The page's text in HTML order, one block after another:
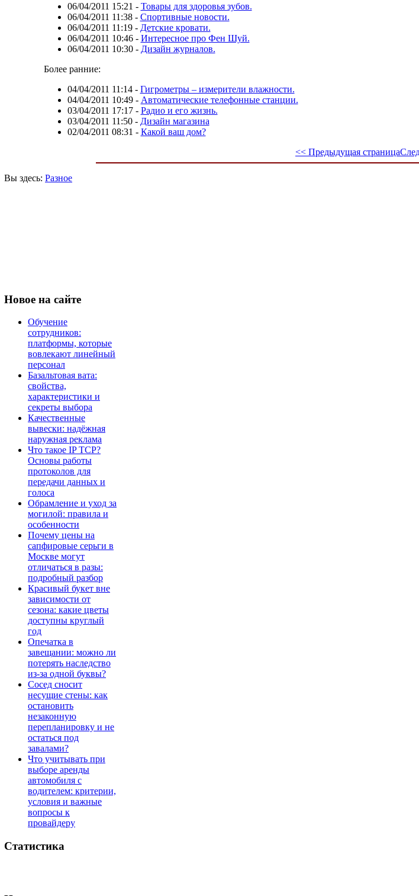
06/04/2011 15:21 - Товары для здоровья зубов.
06/04/2011 11:38- Спортивные новости.
06/04/2011 11:19- Детские кровати.
06/04/2011 10:46- Интересное про Фен Шуй.
06/04/2011 10:30- Дизайн журналов.
Более ранние:
04/04/2011 11:14- Гигрометры – измерители влажности.
04/04/2011 10:49- Автоматические телефонные станции.
03/04/2011 17:17- Радио и его жизнь.
03/04/2011 11:50- Дизайн магазина
02/04/2011 08:31 - Какой ваш дом?
<< Предыдущая страница
Вы здесь: Разное
Новое на сайте
Обучение
сотрудников:
платформы, которые
вовлекают линейный
персонал
Базальтовая вата:
свойства,
характеристики и
секреты выбора
Качественные
вывески: надёжная
наружная реклама
Что такое IP TCP?
Основы работы
протоколов для
передачи данных и
голоса
Обрамление и уход за
могилой: правила и
особенности
Почему цены на
сапфировые серьги в
Москве могут
отличаться в разы:
подробный разбор
Красивый букет вне
зависимости от
сезона: какие цветы
доступны круглый
год
Опечатка в
завещании: можно ли
потерять наследство
из-за одной буквы?
Сосед сносит
несущие стены: как
остановить
незаконную
перепланировку и не
остаться под
завалами?
Что учитывать при
выборе аренды
автомобиля с
водителем: критерии,
условия и важные
вопросы к
провайдеру
Статистика